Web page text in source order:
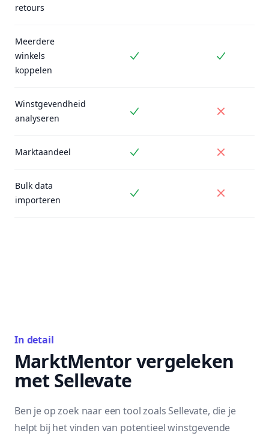
retours
Meerdere
winkels
koppelen
Inbegrepen
Winstgevendheid
analyseren
Inbegrepen Niet
Marktaandeel Inbegrepen Niet
Bulk data
importeren
Inbegrepen Niet
In detail
MarktMentor vergeleken
met Sellevate
Ben je op zoek naar een tool zoals Sellevate, die je
helpt bij het vinden van potentieel winstgevende